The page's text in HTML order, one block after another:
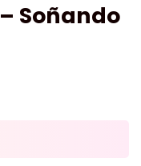
Soñando